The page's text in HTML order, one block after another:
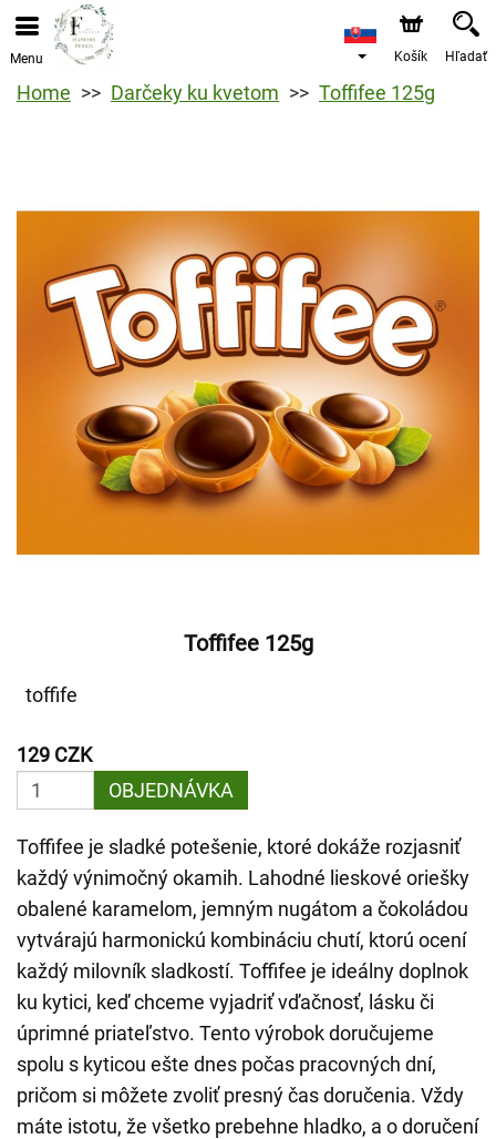
Menu Košík Hľadať
Home Darčeky ku kvetom Toffifee 125g
Toffifee 125g
toffife
129 CZK
OBJEDNÁVKA
Toffifee je sladké potešenie, ktoré dokáže rozjasniť
každý výnimočný okamih. Lahodné lieskové oriešky
obalené karamelom, jemným nugátom a čokoládou
vytvárajú harmonickú kombináciu chutí, ktorú ocení
každý milovník sladkostí. Toffifee je ideálny doplnok
ku kytici, keď chceme vyjadriť vďačnosť, lásku či
úprimné priateľstvo. Tento výrobok doručujeme
spolu s kyticou ešte dnes počas pracovných dní,
pričom si môžete zvoliť presný čas doručenia. Vždy
máte istotu, že všetko prebehne hladko, a o doručení